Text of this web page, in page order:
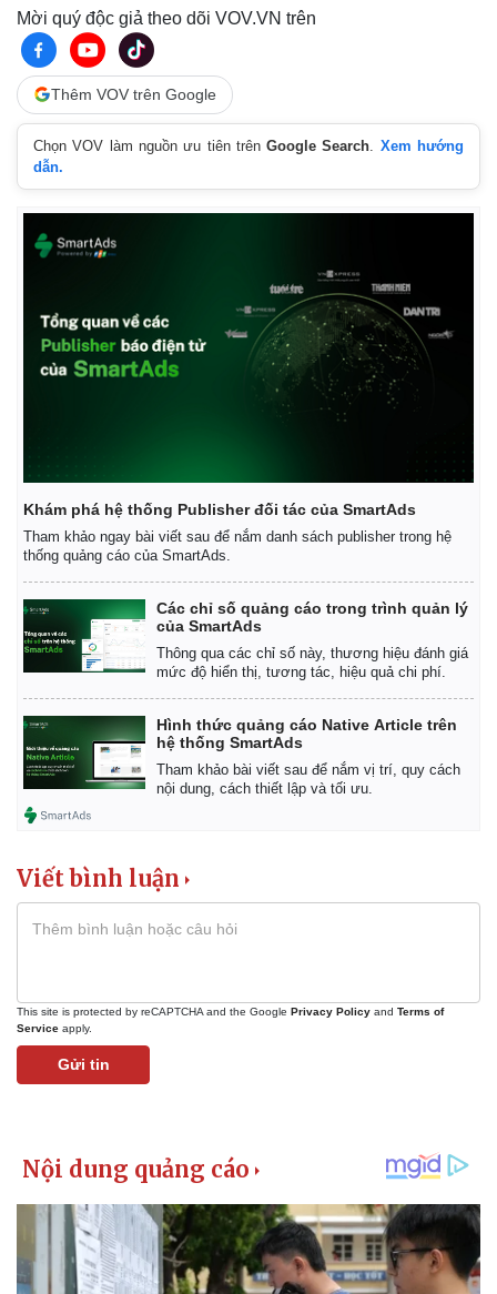
Vụ án
Tư vấn luật
Mời quý độc giả theo dõi VOV.VN trên
Thêm VOV trên Google
Chọn VOV làm nguồn ưu tiên trênGoogle Search
Xem hướng
dẫn.
Khám phá hệ thống Publisher đối tác của SmartAds
Tham khảo ngay bài viết sau để nắm danh sách publisher trong hệ
thống quảng cáo của SmartAds.
Các chỉ số quảng cáo trong trình quản lý
của SmartAds
Thông qua các chỉ số này, thương hiệu đánh giá
mức độ hiển thị, tương tác, hiệu quả chi phí.
Hình thức quảng cáo Native Article trên
hệ thống SmartAds
Tham khảo bài viết sau để nắm vị trí, quy cách
nội dung, cách thiết lập và tối ưu.
Viết bình luận
This site is protected by reCAPTCHA and the Google Privacy Policy and Terms of
Service apply.
Gửi tin